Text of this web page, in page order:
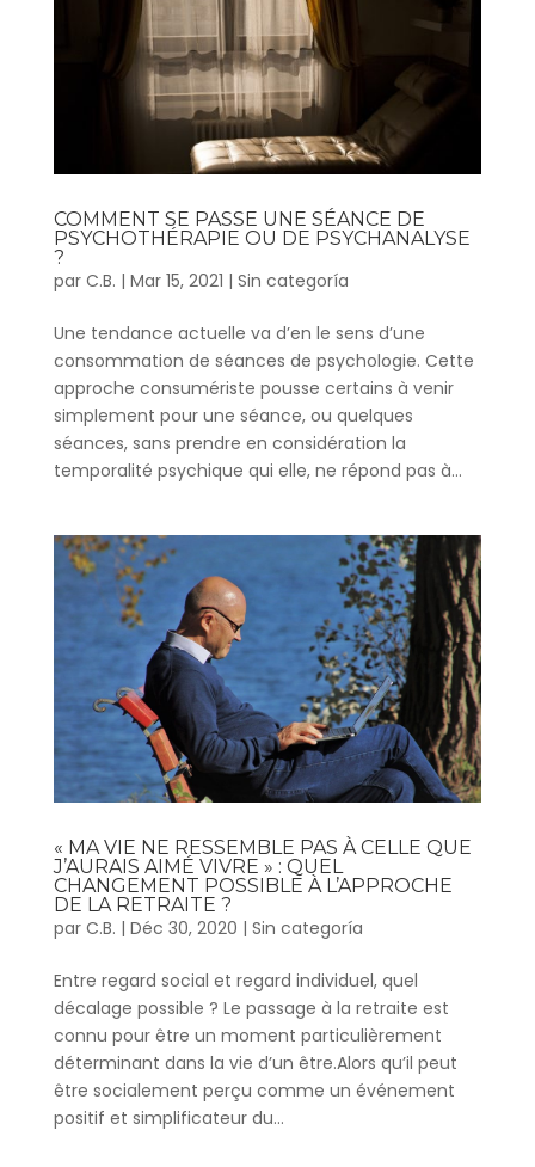
COMMENT SE PASSE UNE SÉANCE DE
PSYCHOTHÉRAPIE OU DE PSYCHANALYSE
?
par C.B. | Mar 15, 2021 | Sin categoría
Une tendance actuelle va d’en le sens d’une
consommation de séances de psychologie. Cette
approche consumériste pousse certains à venir
simplement pour une séance, ou quelques
séances, sans prendre en considération la
temporalité psychique qui elle, ne répond pas à...
« MA VIE NE RESSEMBLE PAS À CELLE QUE
J’AURAIS AIMÉ VIVRE » : QUEL
CHANGEMENT POSSIBLE À L’APPROCHE
DE LA RETRAITE ?
par C.B. | Déc 30, 2020 | Sin categoría
Entre regard social et regard individuel, quel
décalage possible ? Le passage à la retraite est
connu pour être un moment particulièrement
déterminant dans la vie d’un être.Alors qu’il peut
être socialement perçu comme un événement
positif et simplificateur du...